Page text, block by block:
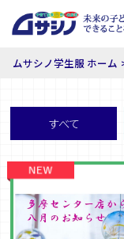
ムサシノ学生服 ホーム
すべて